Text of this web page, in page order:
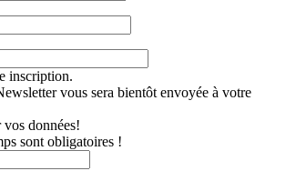
inscription.
vous sera bientôt envoyée à votre
données!
sont obligatoires !